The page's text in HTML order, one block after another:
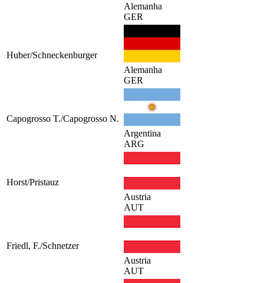
Alemanha
GER
Huber/Schneckenburger
Alemanha
GER
Capogrosso T./Capogrosso N.
Argentina
ARG
Horst/Pristauz
Austria
AUT
Friedl, F./Schnetzer
Austria
AUT